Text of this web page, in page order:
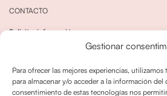
Gestionar
Para ofrecer las mejores experiencias,
para almacenar y/o acceder a la información del
consentimiento de estas tecnologías nos
CONTACTO
Solicitar información